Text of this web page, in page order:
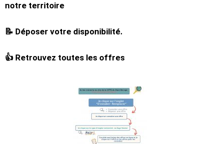
notre territoire
📝 Déposer votre disponibilité.
👍 Retrouvez toutes les offres